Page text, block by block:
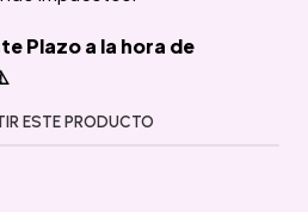
Plazo a la hora de
ESTE PRODUCTO